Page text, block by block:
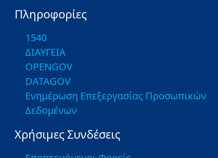
Πληροφορίες
1540
ΔΙΑΥΓΕΙΑ
OPENGOV
DATAGOV
Ενημέρωση Επεξεργασίας Προσωπικών
Δεδομένων
Χρήσιμες Συνδέσεις